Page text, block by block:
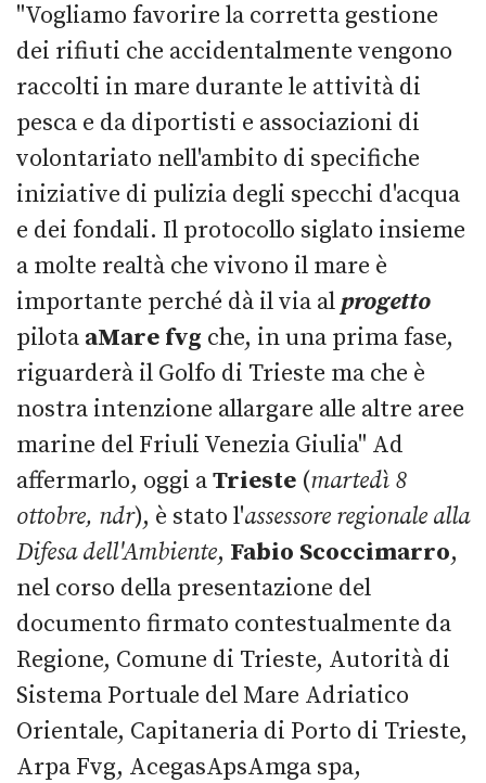
"Vogliamo favorire la corretta gestione
dei rifiuti che accidentalmente vengono
raccolti in mare durante le attività di
pesca e da diportisti e associazioni di
volontariato nell'ambito di specifiche
iniziative di pulizia degli specchi d'acqua
e dei fondali. Il protocollo siglato insieme
a molte realtà che vivono il mare è
importante perché dà il via al progetto
pilota aMare fvg che, in una prima fase,
riguarderà il Golfo di Trieste ma che è
nostra intenzione allargare alle altre aree
marine del Friuli Venezia Giulia" Ad
affermarlo, oggi aTrieste (martedì 8
ottobre, ndr), è stato l'assessore regionale alla
Difesa dell'Ambiente, Fabio Scoccimarro,
nel corso della presentazione del
documento firmato contestualmente da
Regione, Comune di Trieste, Autorità di
Sistema Portuale del Mare Adriatico
Orientale, Capitaneria di Porto di Trieste,
Arpa Fvg, AcegasApsAmga spa,